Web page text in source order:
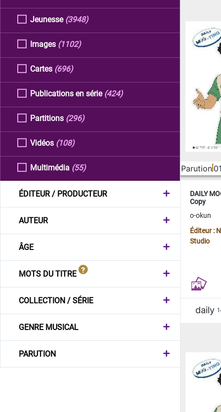
Jeunesse (3948)
Images (1102)
Cartes (696)
Publications en série (424)
Partitions (296)
Vidéos (108)
Multimédia (55)
ÉDITEUR / PRODUCTEUR
AUTEUR
ÂGE
MOTS DU TITRE
COLLECTION / SÉRIE
GENRE MUSICAL
PARUTION
Parution
DAILY
Copy
o-okun
Éditeur :
Studio
daily